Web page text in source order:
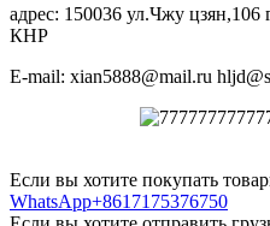
адрес: 150036 ул.Чжу
КНР
E-mail: xian5888@mail.ru
Если вы хотите покупать
WhatsApp+8617175376750